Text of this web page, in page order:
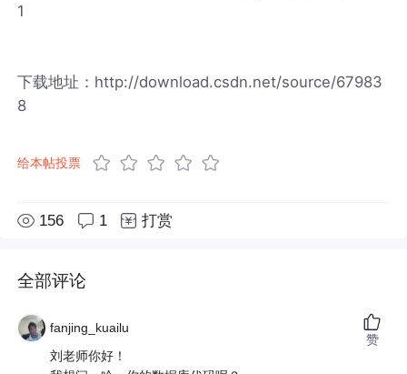
1
下载地址：http://download.csdn.net/source/67983
8
给本帖投票
156 1 打赏
全部评论
fanjing_kuailu
刘老师你好！
赞